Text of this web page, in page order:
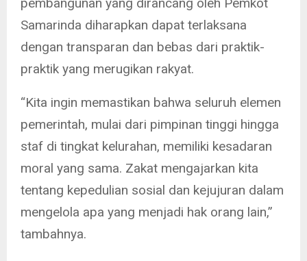
pembangunan yang dirancang oleh Pemkot
Samarinda diharapkan dapat terlaksana
dengan transparan dan bebas dari praktik-
praktik yang merugikan rakyat.
“Kita ingin memastikan bahwa seluruh elemen
pemerintah, mulai dari pimpinan tinggi hingga
staf di tingkat kelurahan, memiliki kesadaran
moral yang sama. Zakat mengajarkan kita
tentang kepedulian sosial dan kejujuran dalam
mengelola apa yang menjadi hak orang lain,”
tambahnya.